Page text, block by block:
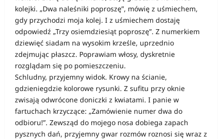
kolejki. „Dwa naleśniki poproszę”, mówię z uśmiechem,
gdy przychodzi moja kolej. I z uśmiechem dostaję
odpowiedź „Trzy osiemdziesiąt poproszę”. Z numerkiem
dziewięć siadam na wysokim krześle, uprzednio
zdejmując płaszcz. Poprawiam włosy, dyskretnie
rozglądam się po pomieszczeniu.
Schludny, przyjemny widok. Krowy na ścianie,
gdzieniegdzie kolorowe rysunki. Z sufitu przy oknie
zwisają odwrócone doniczki z kwiatami. I panie w
fartuchach krzyczące: „Zamówienie numer dwa do
odbioru!”. Zewsząd do mojego nosa dobiega zapach
pysznych dań, przyjemny gwar rozmów roznosi się wraz z